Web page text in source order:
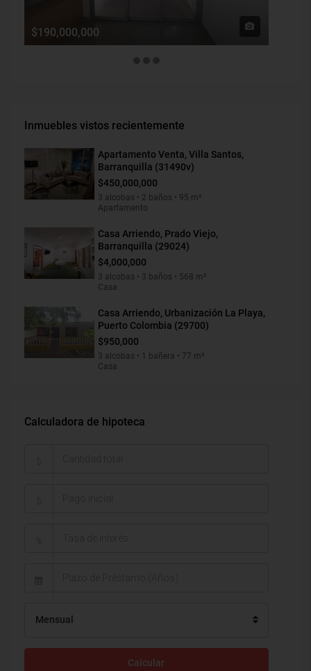
$190,000,000
Inmuebles vistos recientemente
Apartamento Venta, Villa Santos,
Barranquilla (31490v)
$450,000,000
3 alcobas • 2 baños • 95 m²
Apartamento
Casa Arriendo, Prado Viejo,
Barranquilla (29024)
$4,000,000
3 alcobas • 3 baños • 568 m²
Casa
Casa Arriendo, Urbanización La Playa,
Puerto Colombia (29700)
$950,000
3 alcobas • 1 bañera • 77 m²
Casa
Calculadora de hipoteca
Mensual
Calcular